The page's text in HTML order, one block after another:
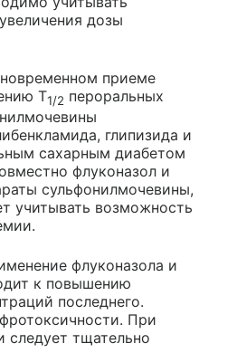
дозы
приеме
T1/2 пероральных
глипизида и
сахарным диабетом
флуконазол и
сульфонилмочевины,
учитывать возможность
флуконазола и
к повышению
последнего.
При
следует тщательно